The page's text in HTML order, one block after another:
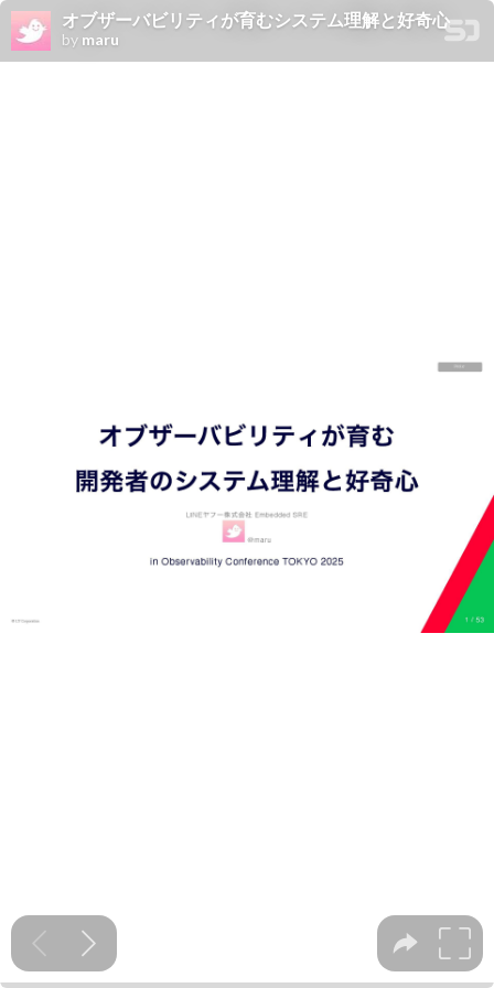
オブザーバビリティが育むシステム理解と好奇心
by maru